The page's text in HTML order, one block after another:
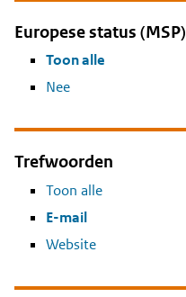
Europese status (MSP)
Toon alle
Nee
Trefwoorden
Toon alle
E-mail
Website